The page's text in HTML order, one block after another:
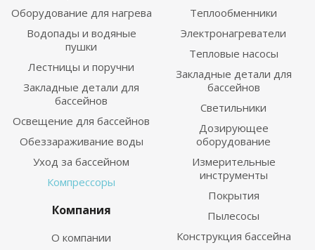
Оборудование для нагрева
Водопады и водяные
пушки
Лестницы и поручни
Закладные детали для
бассейнов
Освещение для бассейнов
Обеззараживание воды
Уход за бассейном
Компрессоры
Компания
О компании
Теплообменники
Электронагреватели
Тепловые насосы
Закладные детали для
бассейнов
Светильники
Дозирующее
оборудование
Измерительные
инструменты
Покрытия
Пылесосы
Конструкция бассейна